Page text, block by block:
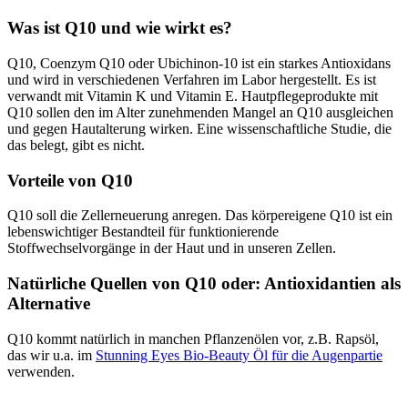
Was ist Q10 und wie wirkt es?
Q10, Coenzym Q10 oder Ubichinon-10 ist ein starkes Antioxidans
und wird in verschiedenen Verfahren im Labor hergestellt. Es ist
verwandt mit Vitamin K und Vitamin E. Hautpflegeprodukte mit
Q10 sollen den im Alter zunehmenden Mangel an Q10 ausgleichen
und gegen Hautalterung wirken. Eine wissenschaftliche Studie, die
das belegt, gibt es nicht.
Vorteile von Q10
Q10 soll die Zellerneuerung anregen. Das körpereigene Q10 ist ein
lebenswichtiger Bestandteil für funktionierende
Stoffwechselvorgänge in der Haut und in unseren Zellen.
Natürliche Quellen von Q10 oder: Antioxidantien als
Alternative
Q10 kommt natürlich in manchen Pflanzenölen vor, z.B. Rapsöl,
das wir u.a. im Stunning Eyes Bio-Beauty Öl für die Augenpartie
verwenden.